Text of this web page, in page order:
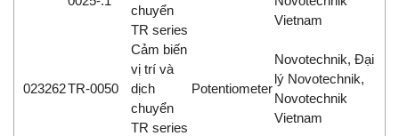
chuyển
TR series
Vietnam
023262TR-0050
Cảm biến
vị trí và
dịch
chuyển
TR series
Potentiometer
Novotechnik, Đại
lý Novotechnik,
Novotechnik
Vietnam